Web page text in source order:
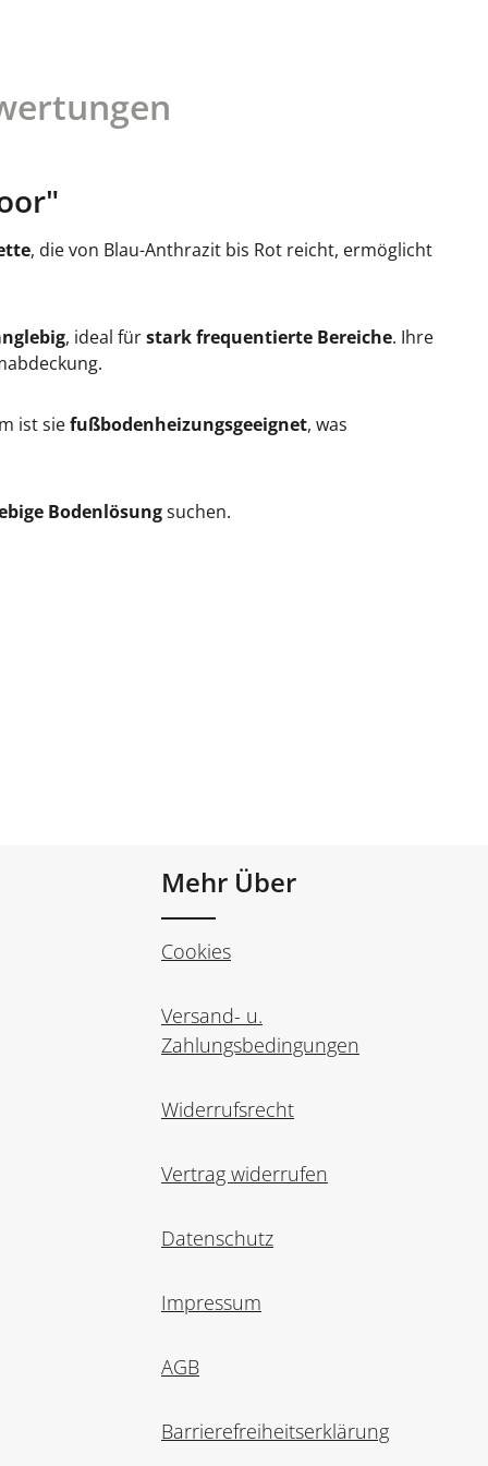
, die von Blau-Anthrazit bis Rot reicht, ermöglicht
, ideal fürstark frequentierte Bereiche. Ihre
ist siefußbodenheizungsgeeignet, was
Bodenlösungsuchen.
Mehr Über
Cookies
Versand- u.
Zahlungsbedingungen
Widerrufsrecht
Vertrag widerrufen
Datenschutz
Impressum
AGB
Barrierefreiheitserklärung